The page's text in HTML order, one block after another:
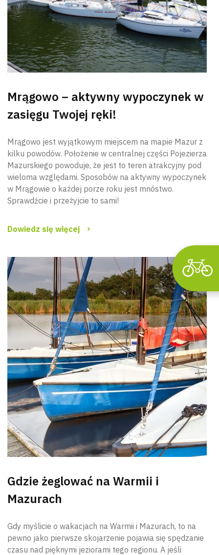
Mrągowo – aktywny wypoczynek w
zasięgu Twojej ręki!
Mrągowo jest wyjątkowym miejscem na mapie Mazur z
kilku powodów. Położenie w centralnej części Pojezierza
Mazurskiego powoduje, że jest to teren atrakcyjny pod
wieloma względami. Sposobów na aktywny wypoczynek
w Mrągowie o każdej porze roku jest mnóstwo.
Sprawdźcie i przeżyjcie to sami!
Dowiedz się więcej
Gdzie żeglować na Warmii i
Mazurach
Gdy myślicie o wakacjach na Warmii i Mazurach, to na
pewno jako pierwsze skojarzenie pojawia się spędzanie
czasu nad pięknymi jeziorami tego regionu. A jeśli